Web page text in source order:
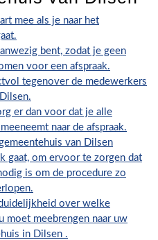
mee als je naar het
bent, zodat je geen
voor een afspraak.
tegenover de medewerkers
er dan voor dat je alle
naar de afspraak.
van Dilsen
gaat, om ervoor te zorgen dat
is om de procedure zo
over welke
moet meebrengen naar uw
in Dilsen .